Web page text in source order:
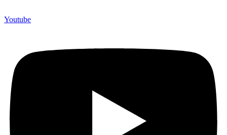
Youtube